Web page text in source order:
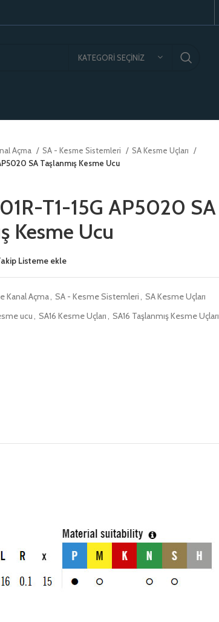
KATEGORI SEÇINIZ
Açma SA - Kesme Sistemleri
SA Kesme Uçları
SA Taşlanmış Kesme Ucu
T1-15G AP5020 SA
Kesme Ucu
Listeme ekle
Kanal Açma, SA - Kesme Sistemleri, SA Kesme Uçları
ucu, SA16 Kesme Uçları, SA16 Taşlanmış Kesme Uçları